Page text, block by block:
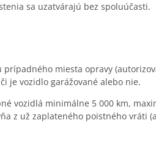
sa uzatvárajú bez spoluúčasti.
miesta opravy
je vozidlo garážované alebo nie.
vozidlá minimálne 5 000 km,
z už zaplateného poistného vráti